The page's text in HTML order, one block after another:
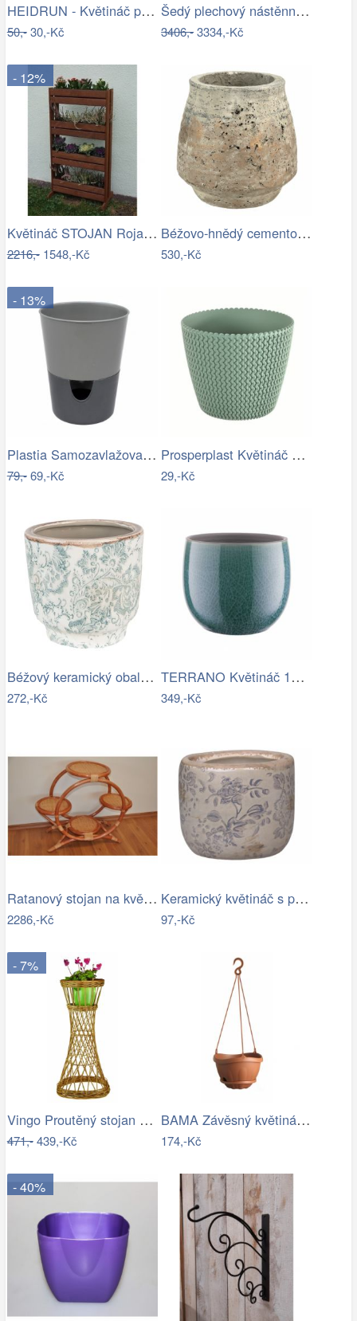
HEIDRUN - Květináč plast 16x16cm různé…
50,-30,-Kč
Šedý plechový nástěnný květináč ve…
3406,-3334,-Kč
- 12%
Květináč STOJAN Rojaplast
2216,-1548,-Kč
Béžovo-hnědý cementový květináč s…
530,-Kč
- 13%
Plastia Samozavlažovací květináč…
79,-69,-Kč
Prosperplast Květináč Splofy šalvěj,…
29,-Kč
Béžový keramický obal na květináč se…
272,-Kč
TERRANO Květináč 15 cm
349,-Kč
Ratanový stojan na květináče - AX
2286,-Kč
Keramický květináč s popraskáním Melun …
97,-Kč
- 7%
Vingo Proutěný stojan na květiny…
471,-439,-Kč
BAMA Závěsný květináč s miskou GONDOLA…
174,-Kč
- 40%